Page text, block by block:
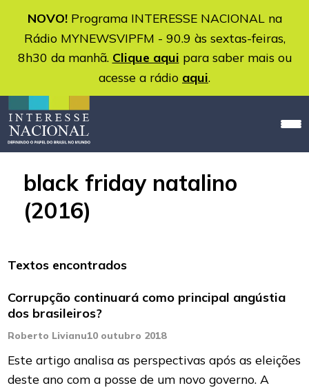
NOVO!Programa INTERESSE NACIONAL na
Rádio MYNEWSVIPFM - 90.9 às sextas-feiras,
8h30 da manhã. Clique aqui para saber mais ou
acesse a rádio aqui.
black friday natalino
(2016)
Textos encontrados
Corrupção continuará como principal angústia
dos brasileiros?
Roberto Livianu10 outubro 2018
Este artigo analisa as perspectivas após as eleições
deste ano com a posse de um novo governo. A